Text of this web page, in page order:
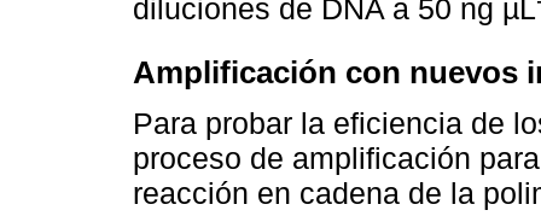
diluciones de DNA a 50 ng µL
Amplificación con nuevos
Para probar la eficiencia de
proceso de amplificación
reacción en cadena de la